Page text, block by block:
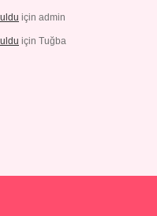
için admin
için Tuğba